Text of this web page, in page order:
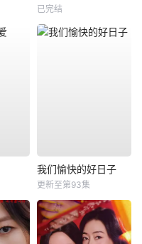
已完结
我们愉快的好日子
更新至第93集